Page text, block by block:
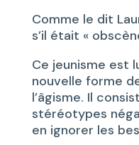
Comme le dit
s’il était «
Ce jeunisme est
nouvelle forme
l’âgisme. Il
stéréotypes
en ignorer les